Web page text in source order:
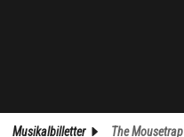
Musikalbilletter The Mousetrap